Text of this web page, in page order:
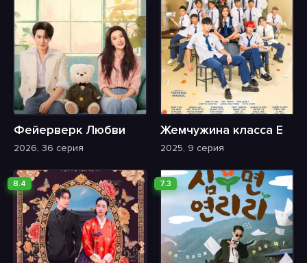
Фейерверк Любви
2026, 36 серия
Жемчужина класса Е
2025, 9 серия
8.4 7.3